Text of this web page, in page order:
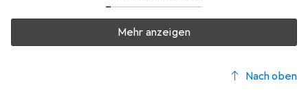
Mehr anzeigen
Nach oben